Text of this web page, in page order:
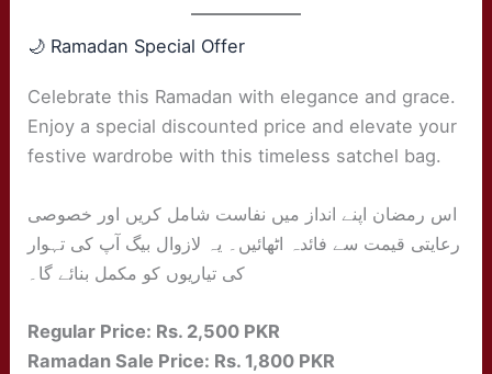
🌙 Ramadan Special Offer
Celebrate this Ramadan with elegance and grace.
Enjoy a special discounted price and elevate your
festive wardrobe with this timeless satchel bag.
اس رمضان اپنے انداز میں نفاست شامل کریں اور خصوصی
رعایتی قیمت سے فائدہ اٹھائیں۔ یہ لازوال بیگ آپ کی تہوار
کی تیاریوں کو مکمل بنائے گا۔
Regular Price: Rs. 2,500 PKR
Ramadan Sale Price: Rs. 1,800 PKR